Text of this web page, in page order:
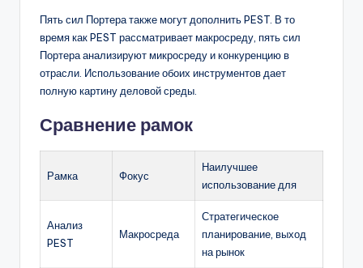
Пять сил Портера также могут дополнить PEST. В то
время как PEST рассматривает макросреду, пять сил
Портера анализируют микросреду и конкуренцию в
отрасли. Использование обоих инструментов дает
полную картину деловой среды.
Сравнение рамок
Рамка Фокус
Наилучшее
использование для
Анализ
PEST
Макросреда
Стратегическое
планирование, выход
на рынок